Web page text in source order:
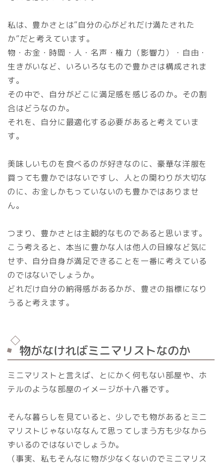
私は、豊かさとは”自分の心がどれだけ満たされた
か”だと考えています。
物・お金・時間・人・名声・権力（影響力）・自由・
生きがいなど、いろいろなもので豊かさは構成されま
す。
その中で、自分がどこに満足感を感じるのか。その割
合はどうなのか。
それを、自分に最適化する必要があると考えていま
す。
美味しいものを食べるのが好きなのに、豪華な洋服を
買っても豊かではないですし、人との関わりが大切な
のに、お金しかもっていないのも豊かではありませ
ん。
つまり、豊かさとは主観的なものであると思います。
こう考えると、本当に豊かな人は他人の目線など気に
せず、自分自身が満足できることを一番に考えている
のではないでしょうか。
どれだけ自分の納得感があるかが、豊さの指標になり
うると考えます。
物がなければミニマリストなのか
ミニマリストと言えば、とにかく何もない部屋や、ホ
テルのような部屋のイメージが十八番です。
そんな暮らしを見ていると、少しでも物があるとミニ
マリストじゃないななんて思ってしまう方も少なから
ずいるのではないでしょうか。
（事実、私もそんなに物が少なくないのでミニマリス